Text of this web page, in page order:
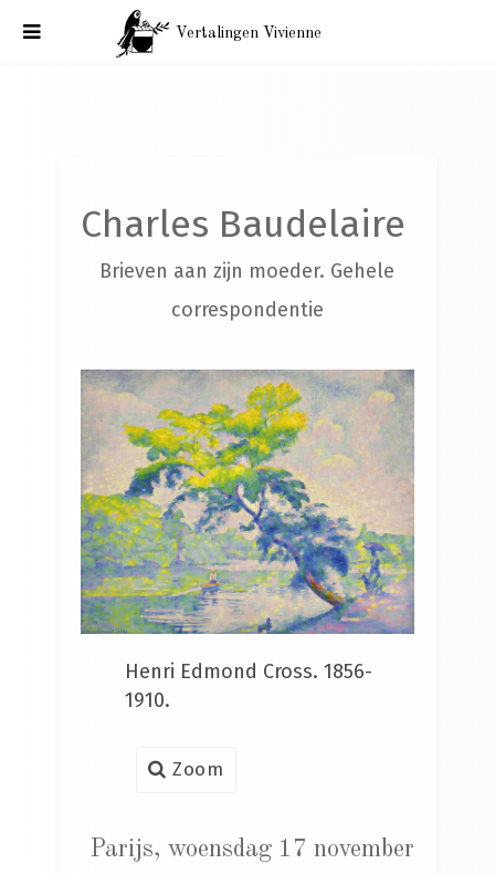
Vertalingen Vivienne
Charles Baudelaire
Brieven aan zijn moeder. Gehele
correspondentie
Henri Edmond Cross. 1856-
1910.
Zoom
Parijs, woensdag 17 november